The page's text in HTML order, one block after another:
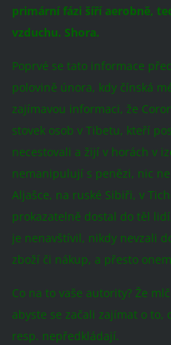
primární fázi šíří aerobně,
vzduchu. Shora.
Poprvé se tato informace
polovině února, kdy čínská
zajímavou informaci, že
stovek osob v Tibetu, kteří
necestovali a žijí v horách v
nemanipulují s penězi, nic
Aljašce, na ruské Sibiři, v
prokazatelně dostal do těl
je nenavštívil, nikdy nevzali
zboží či nákup, a přesto
Co na to vaše autority? Že
abyste se začali zajímat o to,
resp. nepředkládají.